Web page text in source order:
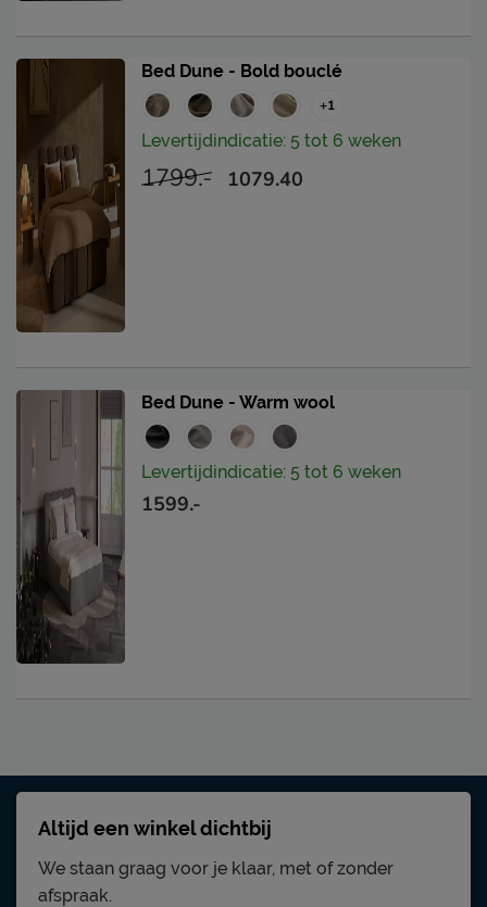
Bed Dune - Bold bouclé
+1
Levertijdindicatie: 5 tot 6 weken
1799.- 1079.40
Bed Dune - Warm wool
Levertijdindicatie: 5 tot 6 weken
1599.-
Altijd een winkel dichtbij
We staan graag voor je klaar, met of zonder
afspraak.